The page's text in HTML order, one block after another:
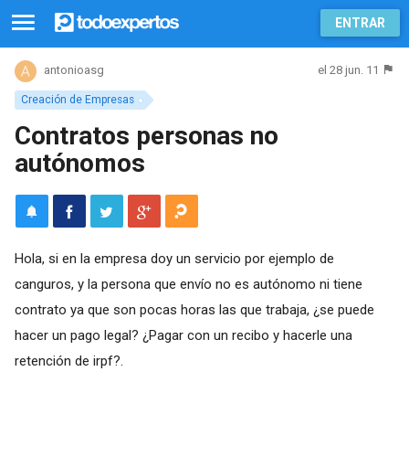
ENTRAR
Creación de Empresas
antonioasg el 28 jun. 11
Contratos personas no
autónomos
Hola, si en la empresa doy un servicio por ejemplo de
canguros, y la persona que envío no es autónomo ni tiene
contrato ya que son pocas horas las que trabaja, ¿se puede
hacer un pago legal? ¿Pagar con un recibo y hacerle una
retención de irpf?.